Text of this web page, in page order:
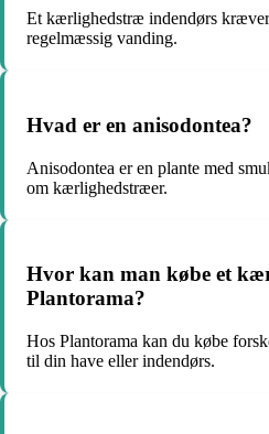
Et kærlighedstræ indendørs
regelmæssig vanding.
Hvad er en anisodontea?
Anisodontea er en plante med
om kærlighedstræer.
Hvor kan man købe et
Plantorama?
Hos Plantorama kan du købe
til din have eller indendørs.